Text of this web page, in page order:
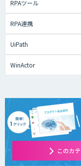
RPAツール
RPA連携
UiPath
WinActor
このカ